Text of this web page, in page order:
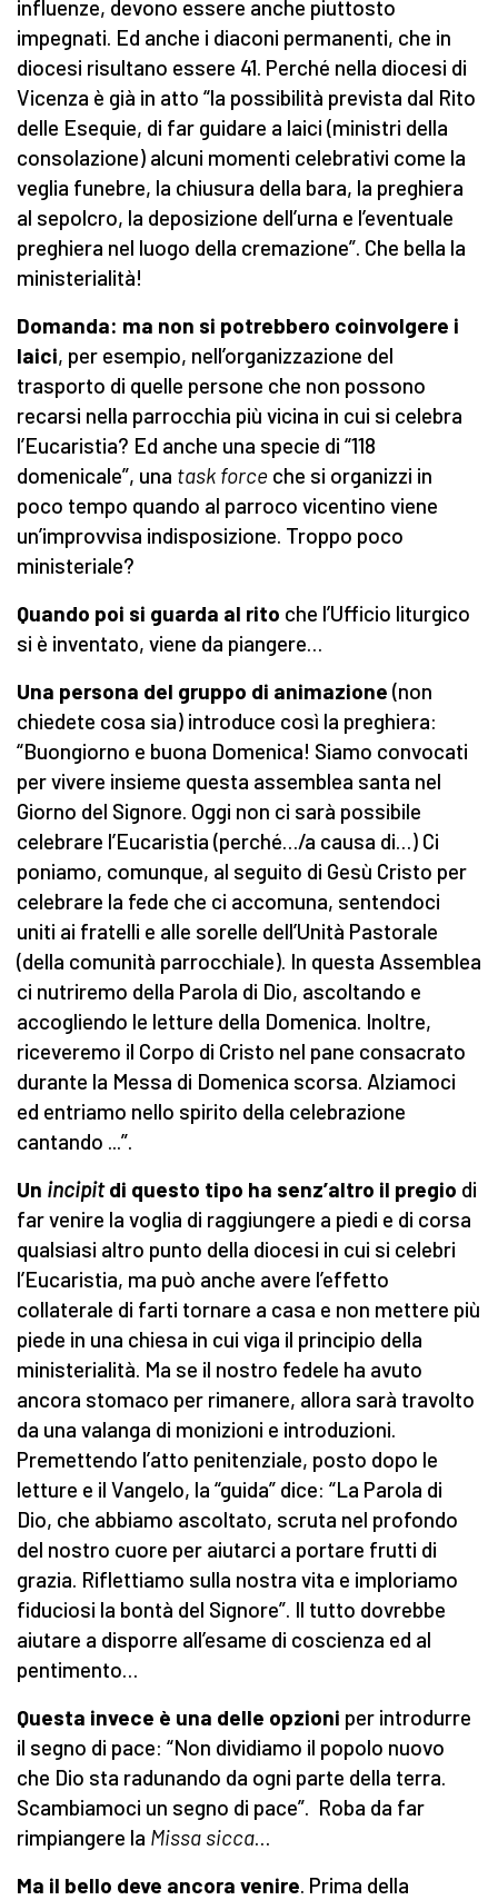
influenze, devono essere anche piuttosto
impegnati. Ed anche i diaconi permanenti, che in
diocesi risultano essere 41. Perché nella diocesi di
Vicenza è già in atto “la possibilità prevista dal Rito
delle Esequie, di far guidare a laici (ministri della
consolazione) alcuni momenti celebrativi come la
veglia funebre, la chiusura della bara, la preghiera
al sepolcro, la deposizione dell’urna e l’eventuale
preghiera nel luogo della cremazione”. Che bella la
ministerialità!
Domanda: ma non si potrebbero coinvolgere i
laici, per esempio, nell’organizzazione del
trasporto di quelle persone che non possono
recarsi nella parrocchia più vicina in cui si celebra
l’Eucaristia? Ed anche una specie di “118
domenicale”, una task force che si organizzi in
poco tempo quando al parroco vicentino viene
un’improvvisa indisposizione. Troppo poco
ministeriale?
Quando poi si guarda al rito che l’Ufficio liturgico
si è inventato, viene da piangere…
Una persona del gruppo di animazione (non
chiedete cosa sia) introduce così la preghiera:
“Buongiorno e buona Domenica! Siamo convocati
per vivere insieme questa assemblea santa nel
Giorno del Signore. Oggi non ci sarà possibile
celebrare l’Eucaristia (perché…/a causa di…) Ci
poniamo, comunque, al seguito di Gesù Cristo per
celebrare la fede che ci accomuna, sentendoci
uniti ai fratelli e alle sorelle dell’Unità Pastorale
(della comunità parrocchiale). In questa Assemblea
ci nutriremo della Parola di Dio, ascoltando e
accogliendo le letture della Domenica. Inoltre,
riceveremo il Corpo di Cristo nel pane consacrato
durante la Messa di Domenica scorsa. Alziamoci
ed entriamo nello spirito della celebrazione
cantando ...”.
Un incipitdi questo tipo ha senz’altro il pregio di
far venire la voglia di raggiungere a piedi e di corsa
qualsiasi altro punto della diocesi in cui si celebri
l’Eucaristia, ma può anche avere l’effetto
collaterale di farti tornare a casa e non mettere più
piede in una chiesa in cui viga il principio della
ministerialità. Ma se il nostro fedele ha avuto
ancora stomaco per rimanere, allora sarà travolto
da una valanga di monizioni e introduzioni.
Premettendo l’atto penitenziale, posto dopo le
letture e il Vangelo, la “guida” dice: “La Parola di
Dio, che abbiamo ascoltato, scruta nel profondo
del nostro cuore per aiutarci a portare frutti di
grazia. Riflettiamo sulla nostra vita e imploriamo
fiduciosi la bontà del Signore”. Il tutto dovrebbe
aiutare a disporre all’esame di coscienza ed al
pentimento…
Questa invece è una delle opzioni per introdurre
il segno di pace: “Non dividiamo il popolo nuovo
che Dio sta radunando da ogni parte della terra.
Scambiamoci un segno di pace”. Roba da far
rimpiangere la Missa sicca…
Ma il bello deve ancora venire. Prima della